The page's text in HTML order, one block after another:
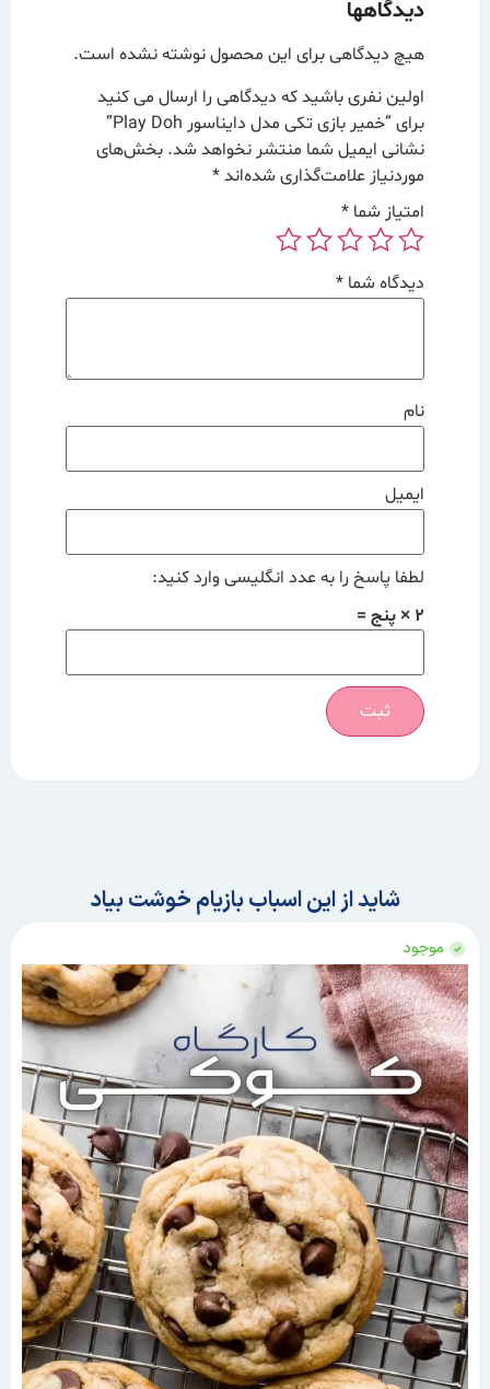
دیدگاهها
هیچ دیدگاهی برای این محصول نوشته نشده است.
اولین نفری باشید که دیدگاهی را ارسال می کنید
برای “خمیر بازی تکی مدل دایناسور Play Doh”
نشانی ایمیل شما منتشر نخواهد شد. بخش‌های
موردنیاز علامت‌گذاری شده‌اند*
امتیاز شما *
دیدگاه شما *
نام
ایمیل
لطفا پاسخ را به عدد انگلیسی وارد کنید:
2 × پنج =
شاید از این اسباب بازیام خوشت بیاد
موجود